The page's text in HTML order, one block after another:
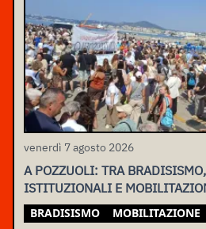
venerdì 7 agosto 2026
A POZZUOLI: TRA
ISTITUZIONALI E
BRADISISMO MOBILITAZIONE